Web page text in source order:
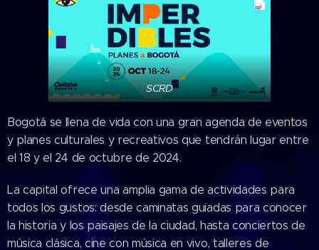
SCRD
Bogotá se llena de vida con una gran agenda de eventos
y planes culturales y recreativos que tendrán lugar entre
el 18 y el 24 de octubre de 2024.
La capital ofrece una amplia gama de actividades para
todos los gustos: desde caminatas guiadas para conocer
la historia y los paisajes de la ciudad, hasta conciertos de
música clásica, cine con música en vivo, talleres de